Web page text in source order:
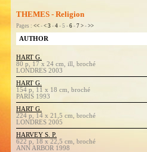
THEMES - Religion
Pages : << - < 3 - 4 - 5 - 6 - 7 > - >>
AUTHOR
HART G.
80 p, 17 x 24 cm, ill, broché
LONDRES 2003
HART G.
154 p, 11 x 18 cm, broché
PARIS 1993
HART G.
224 p, 14 x 21,5 cm, broché
LONDRES 2005
HARVEY S. P.
622 p, 18 x 22,5 cm, broché
ANN ARBOR 1998